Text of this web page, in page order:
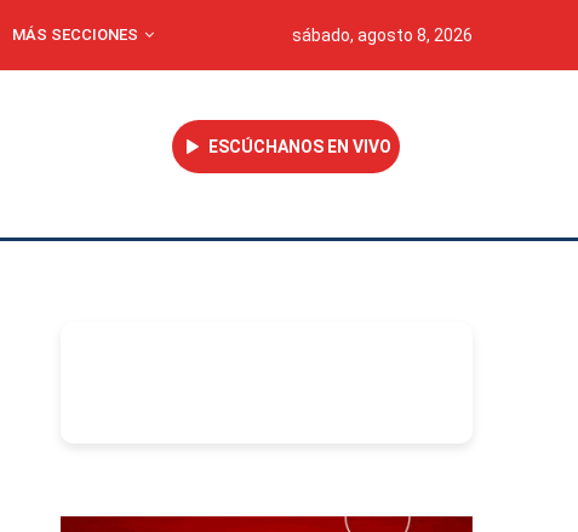
MÁS SECCIONES sábado, agosto 8, 2026
ESCÚCHANOS EN VIVO